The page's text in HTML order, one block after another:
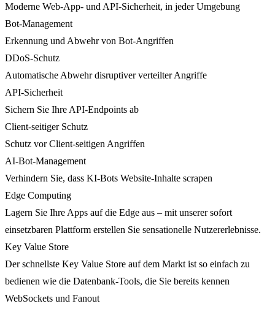
Moderne Web-App- und API-Sicherheit, in jeder Umgebung
Bot-Management
Erkennung und Abwehr von Bot-Angriffen
DDoS-Schutz
Automatische Abwehr disruptiver verteilter Angriffe
API-Sicherheit
Sichern Sie Ihre API-Endpoints ab
Client-seitiger Schutz
Schutz vor Client-seitigen Angriffen
AI-Bot-Management
Verhindern Sie, dass KI-Bots Website-Inhalte scrapen
Edge Computing
Lagern Sie Ihre Apps auf die Edge aus – mit unserer sofort
einsetzbaren Plattform erstellen Sie sensationelle Nutzererlebnisse.
Key Value Store
Der schnellste Key Value Store auf dem Markt ist so einfach zu
bedienen wie die Datenbank-Tools, die Sie bereits kennen
WebSockets und Fanout